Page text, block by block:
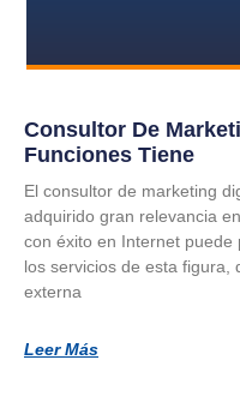
Consultor De
Funciones Tiene
El consultor de marketing
adquirido gran relevancia
con éxito en Internet puede
los servicios de esta figura,
externa
Leer Más